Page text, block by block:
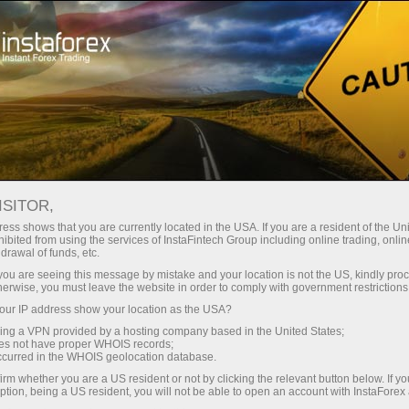
InstaForex билан сиз ҳақиқатан
эга бўласиз: 1:5000 гача кредит
елкаси, бозордаги энг яхши
спред ва комиссиялардан бири,
шунингдек акциялар ва
индекслар билан савдо қилиш
учун қулай шартлар.
Кичик
Ҳар бир депозит учун
30% бонус
Савдода
ва трассада тезлик
shows that you are currently located in the USA. If you are a resident of the
from using the services of InstaFintech Group including online trading,
of funds, etc.
are seeing this message by mistake and your location is not the US, kindly
you must leave the website in order to comply with government
IP address show your location as the USA?
a VPN provided by a hosting company based in the United States;
not have proper WHOIS records;
in the WHOIS geolocation database.
whether you are a US resident or not by clicking the relevant button below. If
being a US resident, you will not be able to open an account with InstaForex